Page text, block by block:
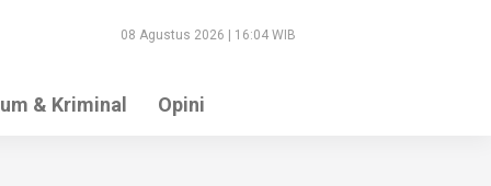
08 Agustus 2026 | 16:04 WIB
& Kriminal Opini